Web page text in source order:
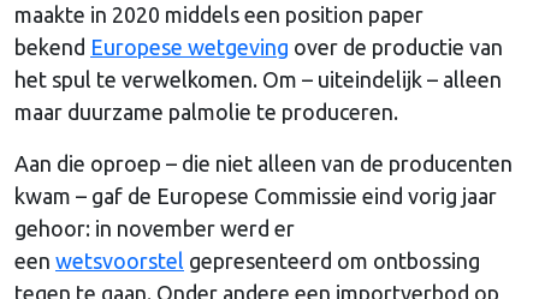
maakte in 2020 middels een position paper
bekend Europese wetgeving over de productie van
het spul te verwelkomen. Om – uiteindelijk – alleen
maar duurzame palmolie te produceren.
Aan die oproep – die niet alleen van de producenten
kwam – gaf de Europese Commissie eind vorig jaar
gehoor: in november werd er
een wetsvoorstel gepresenteerd om ontbossing
tegen te gaan. Onder andere een importverbod op